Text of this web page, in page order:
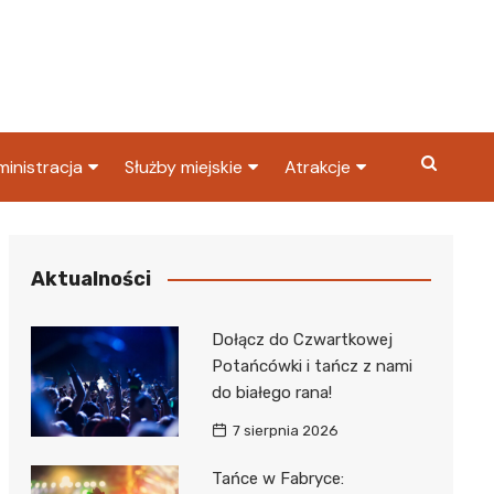
Skarbowy
Służby miejskie
Policja
Atrakcje
Aktualności
Dołącz do Czwartkowej
Potańcówki i tańcz z nami
do białego rana!
7 sierpnia 2026
Tańce w Fabryce: